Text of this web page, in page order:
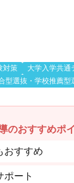
対策 大学入学共通
型選抜・学校推薦型
のおすすめポ
おすすめ
ート